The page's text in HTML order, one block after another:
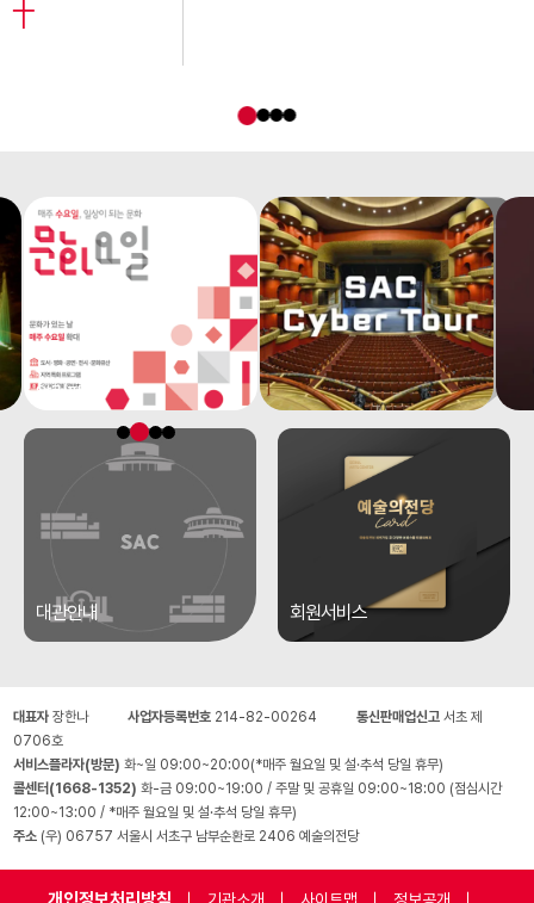
┼
알림판 SNS
대관안내 회원서비스
대표자장한나 사업자등록번호 214-82-00264 통신판매업신고서초 제
0706호
서비스플라자(방문)화~일 09:00~20:00(*매주 월요일 및 설·추석 당일 휴무)
콜센터(1668-1352)화-금 09:00~19:00 / 주말 및 공휴일 09:00~18:00 (점심시간
12:00~13:00 / *매주 월요일 및 설·추석 당일 휴무)
주소 (우) 06757 서울시 서초구 남부순환로 2406 예술의전당